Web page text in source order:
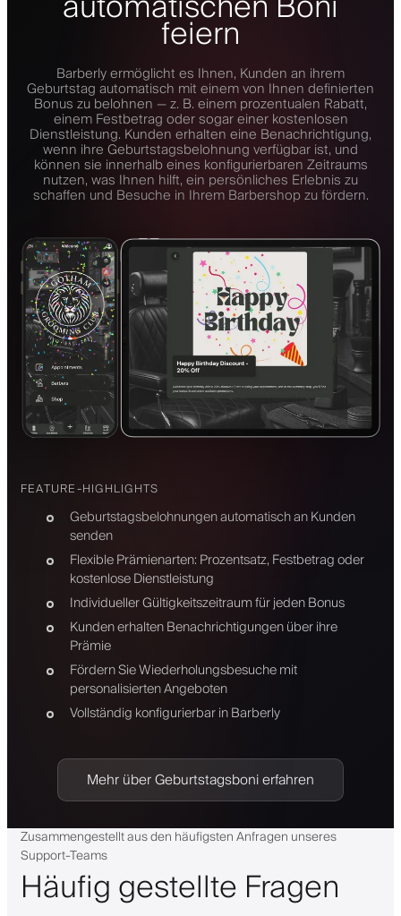
feiern
Barberly ermöglicht es Ihnen, Kunden an ihrem
Geburtstag automatisch mit einem von Ihnen definierten
Bonus zu belohnen — z. B. einem prozentualen Rabatt,
einem Festbetrag oder sogar einer kostenlosen
Dienstleistung. Kunden erhalten eine Benachrichtigung,
wenn ihre Geburtstagsbelohnung verfügbar ist, und
können sie innerhalb eines konfigurierbaren Zeitraums
nutzen, was Ihnen hilft, ein persönliches Erlebnis zu
schaffen und Besuche in Ihrem Barbershop zu fördern.
FEATURE-HIGHLIGHTS
Geburtstagsbelohnungen automatisch an Kunden
senden
Flexible Prämienarten: Prozentsatz, Festbetrag oder
kostenlose Dienstleistung
Individueller Gültigkeitszeitraum für jeden Bonus
Kunden erhalten Benachrichtigungen über ihre
Prämie
Fördern Sie Wiederholungsbesuche mit
personalisierten Angeboten
Vollständig konfigurierbar in Barberly
Mehr über Geburtstagsboni erfahren
Zusammengestellt aus den häufigsten Anfragen unseres
Support-Teams
Häufig gestellte Fragen